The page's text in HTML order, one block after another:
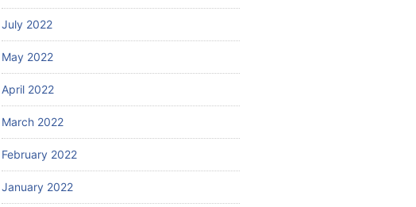
July 2022
May 2022
April 2022
March 2022
February 2022
January 2022